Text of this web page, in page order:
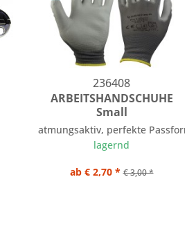
236408
ARBEITSHANDSCHUHE
Small
atmungsaktiv, perfekte Passform
lagernd
ab € 2,70 * € 3,00 *